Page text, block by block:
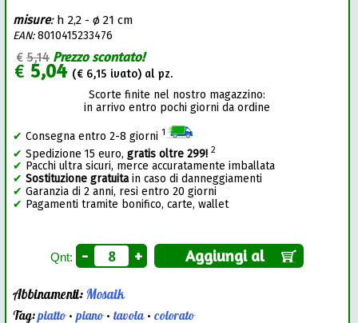
misure: h 2,2 - ø 21 cm
EAN:8010415233476
€5,14 Prezzo scontato!
€ 5,04 (€ 6,15 ivato) al pz.
Scorte finite nel nostro magazzino:
in arrivo entro pochi giorni da ordine
✔ Consegna entro 2-8 giorni 1
✔ Spedizione 15 euro,gratis oltre 299! 2
✔ Pacchi ultra sicuri, merce accuratamente imballata
✔ Sostituzione gratuitain caso di danneggiamenti
✔ Garanzia di 2 anni, resi entro 20 giorni
✔ Pagamenti tramite bonifico, carte, wallet
Qnt: - + Aggiungi al
Abbinamenti:Mosaik
Tag:piatto•piano•tavola•colorato